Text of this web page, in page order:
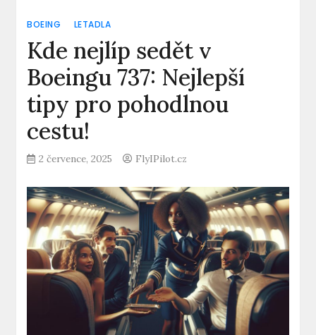
BOEING LETADLA
Kde nejlíp sedět v
Boeingu 737: Nejlepší
tipy pro pohodlnou
cestu!
2 července, 2025 FlyIPilot.cz